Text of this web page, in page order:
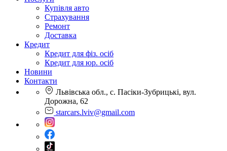
Купівля авто
Страхування
Ремонт
Доставка
Кредит
Кредит для фіз. осіб
Кредит для юр. осіб
Новини
Контакти
Львівська обл., с. Пасіки-Зубрицькі, вул.
Дорожна, 62
starcars.lviv@gmail.com